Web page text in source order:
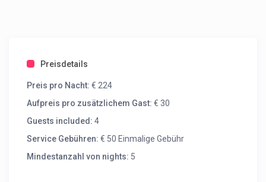
Preisdetails
Preis pro Nacht: € 224
Aufpreis pro zusätzlichem Gast: € 30
Guests included: 4
Service Gebühren: € 50 Einmalige Gebühr
Mindestanzahl von nights: 5